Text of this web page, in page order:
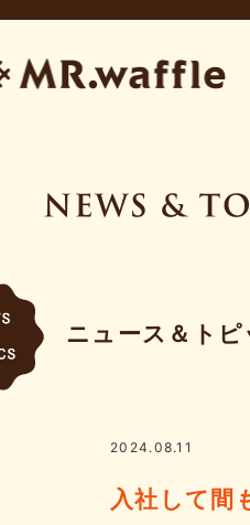
ニュース＆ト
2024.08.11
入社して間